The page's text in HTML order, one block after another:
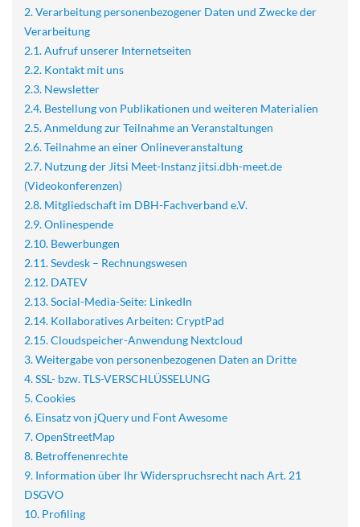
2. Verarbeitung personenbezogener Daten und Zwecke der
Verarbeitung
2.1. Aufruf unserer Internetseiten
2.2. Kontakt mit uns
2.3. Newsletter
2.4. Bestellung von Publikationen und weiteren Materialien
2.5. Anmeldung zur Teilnahme an Veranstaltungen
2.6. Teilnahme an einer Onlineveranstaltung
2.7. Nutzung der Jitsi Meet-Instanz jitsi.dbh-meet.de
(Videokonferenzen)
2.8. Mitgliedschaft im DBH-Fachverband e.V.
2.9. Onlinespende
2.10. Bewerbungen
2.11. Sevdesk – Rechnungswesen
2.12. DATEV
2.13.Social-Media-Seite: LinkedIn
2.14. Kollaboratives Arbeiten: CryptPad
2.15. Cloudspeicher-Anwendung Nextcloud
3. Weitergabe von personenbezogenen Daten an Dritte
4. SSL- bzw. TLS-VERSCHLÜSSELUNG
5. Cookies
6. Einsatz von jQuery und Font Awesome
7. OpenStreetMap
8. Betroffenenrechte
9. Information über Ihr Widerspruchsrecht nach Art. 21
DSGVO
10. Profiling